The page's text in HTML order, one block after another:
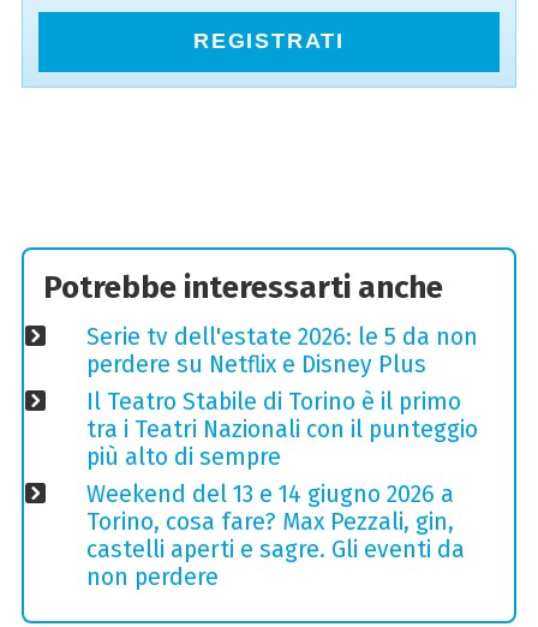
REGISTRATI
Potrebbe interessarti anche
Serie tv dell'estate 2026: le 5 da non
perdere su Netflix e Disney Plus
Il Teatro Stabile di Torino è il primo
tra i Teatri Nazionali con il punteggio
più alto di sempre
Weekend del 13 e 14 giugno 2026 a
Torino, cosa fare? Max Pezzali, gin,
castelli aperti e sagre. Gli eventi da
non perdere